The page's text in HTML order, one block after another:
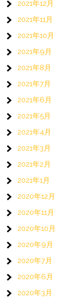
2021年12月
2021年11月
2021年10月
2021年9月
2021年8月
2021年7月
2021年6月
2021年5月
2021年4月
2021年3月
2021年2月
2021年1月
2020年12月
2020年11月
2020年10月
2020年9月
2020年7月
2020年6月
2020年3月